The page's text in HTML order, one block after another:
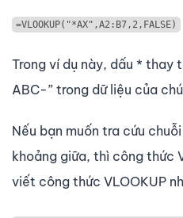
=VLOOKUP("*AX",A2:B7,2,FALSE)
Trong ví dụ này, dấu * thay
ABC-” trong dữ liệu của
Nếu bạn muốn tra cứu
khoảng giữa, thì công thức
viết công thức VLOOKUP